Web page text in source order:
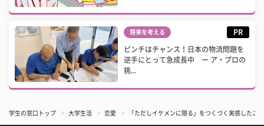
将来を考える PR
ピンチはチャンス！日本の物流問題を
逆手にとって急成長中 ー ア・プロの
挑...
学生の窓口トップ 大学生活 恋愛 「ただしイケメンに限る」をつくづく実感したこ